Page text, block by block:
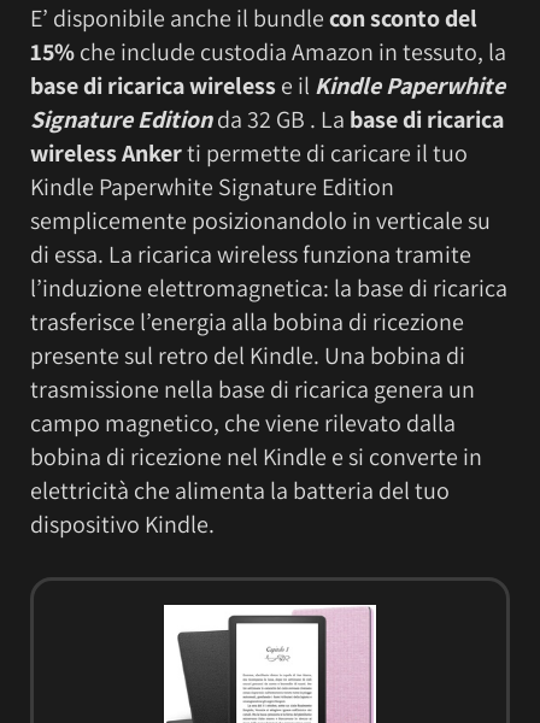
E’ disponibile anche il bundlecon sconto del
15%che include custodia Amazon in tessuto, la
base di ricarica wirelesse il Kindle Paperwhite
Signature Editionda 32 GB . La base di ricarica
wireless Ankerti permette di caricare il tuo
Kindle Paperwhite Signature Edition
semplicemente posizionandolo in verticale su
di essa. La ricarica wireless funziona tramite
l’induzione elettromagnetica: la base di ricarica
trasferisce l’energia alla bobina di ricezione
presente sul retro del Kindle. Una bobina di
trasmissione nella base di ricarica genera un
campo magnetico, che viene rilevato dalla
bobina di ricezione nel Kindle e si converte in
elettricità che alimenta la batteria del tuo
dispositivo Kindle.